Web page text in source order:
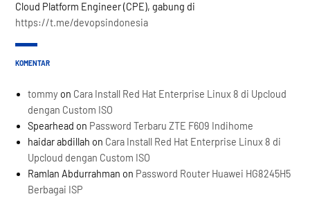
Cloud Platform Engineer (CPE), gabung di
https://t.me/devopsindonesia
KOMENTAR
tommy on Cara Install Red Hat Enterprise Linux 8 di Upcloud
dengan Custom ISO
Spearhead on Password Terbaru ZTE F609 Indihome
haidar abdillah on Cara Install Red Hat Enterprise Linux 8 di
Upcloud dengan Custom ISO
Ramlan Abdurrahman on Password Router Huawei HG8245H5
Berbagai ISP